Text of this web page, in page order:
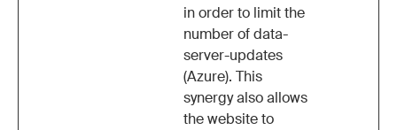
in order to limit the
number of data-
server-updates
(Azure). This
synergy also allows
the website to